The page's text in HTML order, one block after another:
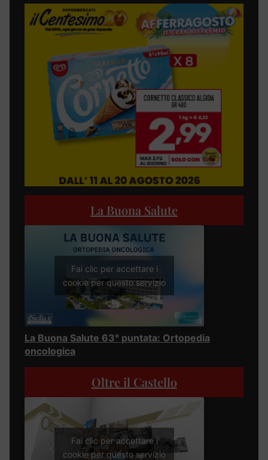
La Buona Salute
Fai clic per accettare i
cookie per questo servizio
La Buona Salute 63° puntata: Ortopedia
oncologica
Oltre il Castello
Fai clic per accettare i
cookie per questo servizio